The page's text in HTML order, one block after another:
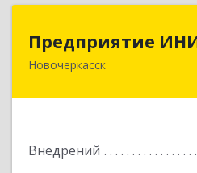
Предприятие
Новочеркасск
Внедрений
346430,